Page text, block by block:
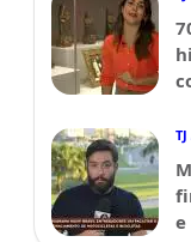
e